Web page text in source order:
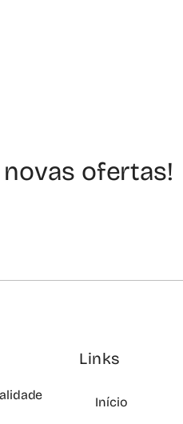
ofertas!
Links
Início